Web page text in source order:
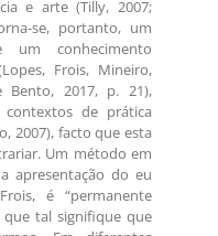
e arte (Tilly, 2007;
se, portanto, um
um conhecimento
Frois, Mineiro,
Bento, 2017, p. 21),
de prática
2007), facto que esta
Um método em
apresentação do eu
é “permanente
que tal signifique que